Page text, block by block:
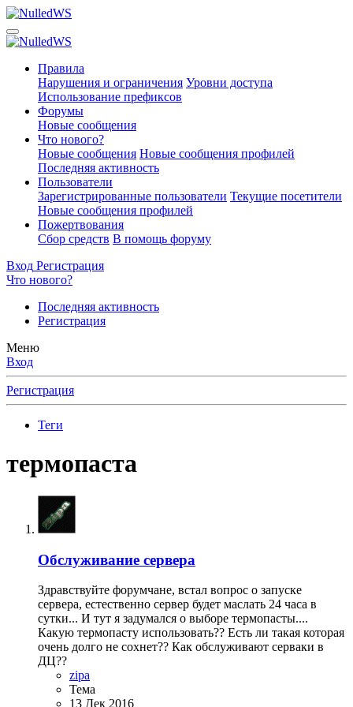
Правила
Нарушения и ограничения Уровни доступа
Использование префиксов
Форумы
Новые сообщения
Что нового?
Новые сообщения Новые сообщения профилей
Последняя активность
Пользователи
Зарегистрированные пользователи Текущие посетители
Новые сообщения профилей
Пожертвования
Сбор средств В помощь форуму
Вход Регистрация
Что нового?
Последняя активность
Регистрация
Меню
Вход
Регистрация
Теги
термопаста
Обслуживание сервера
Здравствуйте форумчане, встал вопрос о запуске
сервера, естественно сервер будет маслать 24 часа в
сутки... И тут я задумался о выборе термопасты....
Какую термопасту использовать?? Есть ли такая которая
очень долго не сохнет?? Как обслуживают серваки в
ДЦ??
zipa
Тема
13 Дек 2016